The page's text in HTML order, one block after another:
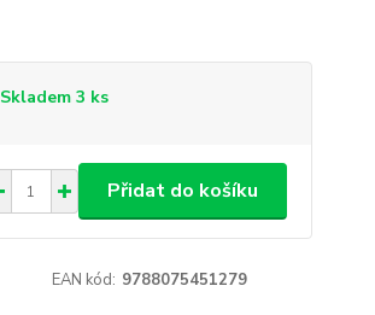
Skladem 3 ks
Přidat do košíku
EAN kód: 9788075451279